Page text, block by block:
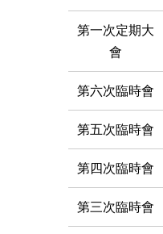
第一次定期大
會
第六次臨時會
第五次臨時會
第四次臨時會
第三次臨時會